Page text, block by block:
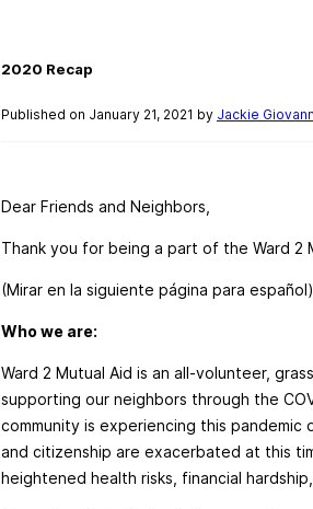
2020 Recap
Published on January 21, 2021 by Jackie
Dear Friends and Neighbors,
Thank you for being a part of the Ward 2
(Mirar en la siguiente página para español)
Who we are:
Ward 2 Mutual Aid is an all-volunteer,
supporting our neighbors through the
community is experiencing this
and citizenship are exacerbated at this
heightened health risks, financial